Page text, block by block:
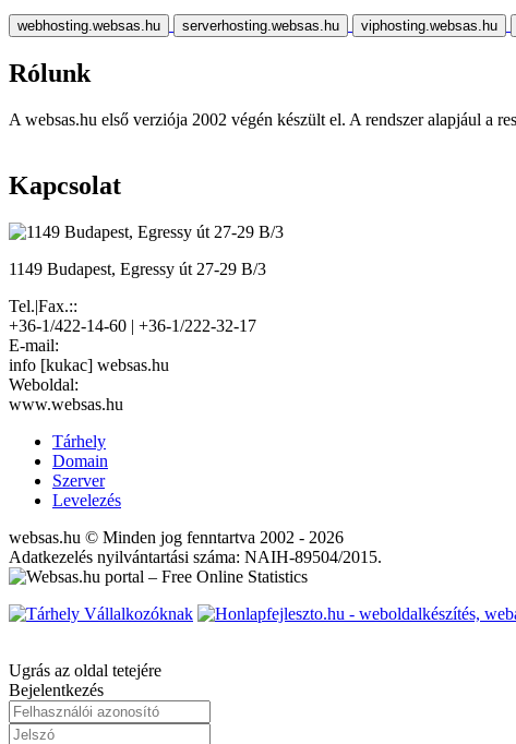
webhosting.websas.hu serverhosting.websas.hu viphosting.websas.hu
Rólunk
A websas.hu első verziója 2002 végén készült el. A rendszer alapjául a
Kapcsolat
1149 Budapest, Egressy út 27-29 B/3
Tel.|Fax.::
+36-1/422-14-60 | +36-1/222-32-17
E-mail:
info [kukac] websas.hu
Weboldal:
www.websas.hu
Tárhely
Domain
Szerver
Levelezés
websas.hu © Minden jog fenntartva 2002 - 2026
Adatkezelés nyilvántartási száma: NAIH-89504/2015.
Ugrás az oldal tetejére
Bejelentkezés